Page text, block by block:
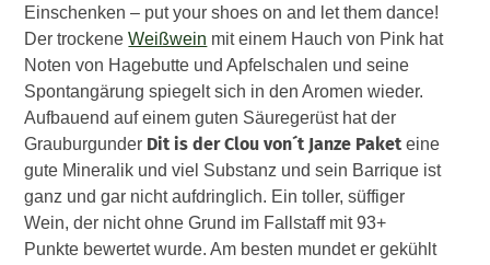
Einschenken – put your shoes on and let them dance!
Der trockeneWeißwein mit einem Hauch von Pink hat
Noten von Hagebutte und Apfelschalen und seine
Spontangärung spiegelt sich in den Aromen wieder.
Aufbauend auf einem guten Säuregerüst hat der
Grauburgunder Dit is der Clou von´t Janze Paket eine
gute Mineralik und viel Substanz und sein Barrique ist
ganz und gar nicht aufdringlich. Ein toller, süffiger
Wein, der nicht ohne Grund im Fallstaff mit 93+
Punkte bewertet wurde. Am besten mundet er gekühlt